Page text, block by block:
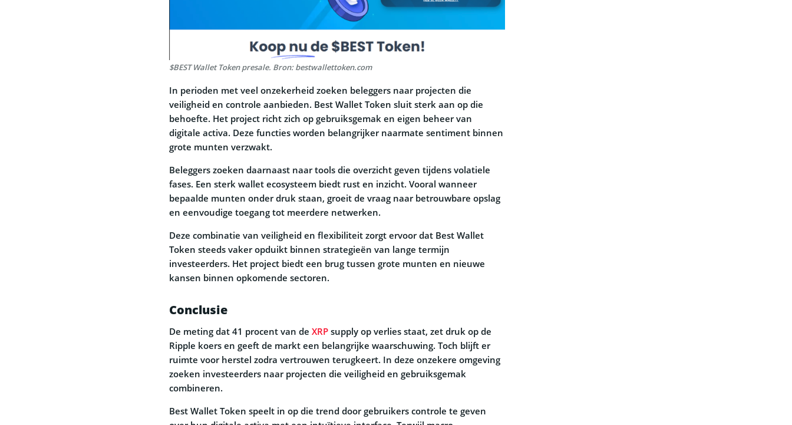
$BEST Wallet Token presale. Bron: bestwallettoken.com
In perioden met veel onzekerheid zoeken beleggers naar projecten die
veiligheid en controle aanbieden. Best Wallet Token sluit sterk aan op die
behoefte. Het project richt zich op gebruiksgemak en eigen beheer van
digitale activa. Deze functies worden belangrijker naarmate sentiment binnen
grote munten verzwakt.
Beleggers zoeken daarnaast naar tools die overzicht geven tijdens volatiele
fases. Een sterk wallet ecosysteem biedt rust en inzicht. Vooral wanneer
bepaalde munten onder druk staan, groeit de vraag naar betrouwbare opslag
en eenvoudige toegang tot meerdere netwerken.
Deze combinatie van veiligheid en flexibiliteit zorgt ervoor dat Best Wallet
Token steeds vaker opduikt binnen strategieën van lange termijn
investeerders. Het project biedt een brug tussen grote munten en nieuwe
kansen binnen opkomende sectoren.
Conclusie
De meting dat 41 procent van de XRP supply op verlies staat, zet druk op de
Ripple koers en geeft de markt een belangrijke waarschuwing. Toch blijft er
ruimte voor herstel zodra vertrouwen terugkeert. In deze onzekere omgeving
zoeken investeerders naar projecten die veiligheid en gebruiksgemak
combineren.
Best Wallet Token speelt in op die trend door gebruikers controle te geven